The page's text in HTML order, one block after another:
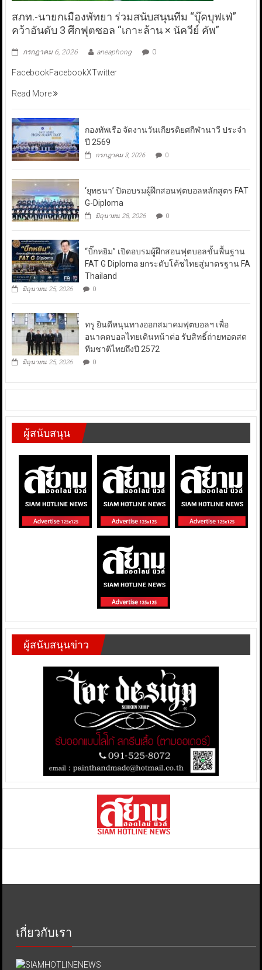
สภท.-นายกเมืองพัทยา ร่วมสนับสนุนทีม “บุ๊คบุฟเฟ่”
คว้าอันดับ 3 ศึกฟุตซอล “เกาะล้าน × นัควีย์ คัพ”
กรกฎาคม 6, 2026 aneaphong 0
FacebookFacebookXTwitter
Read More
กองทัพเรือ จัดงานวันเกียรติยศกีฬานาวี ประจำ
ปี 2569
กรกฎาคม 3, 2026 0
‘ยุทธนา’ ปิดอบรมผู้ฝึกสอนฟุตบอลหลักสูตร FAT
G-Diploma
มิถุนายน 28, 2026 0
“บิ๊กหยิม” เปิดอบรมผู้ฝึกสอนฟุตบอลขั้นพื้นฐาน
FAT G Diploma ยกระดับโค้ชไทยสู่มาตรฐาน FA
Thailand
มิถุนายน 25, 2026 0
ทรู ยินดีหนุนทางออกสมาคมฟุตบอลฯ เพื่อ
อนาคตบอลไทยเดินหน้าต่อ รับสิทธิ์ถ่ายทอดสด
ทีมชาติไทยถึงปี 2572
มิถุนายน 25, 2026 0
ผู้สนับสนุน
ผู้สนับสนุนข่าว
เกี่ยวกับเรา